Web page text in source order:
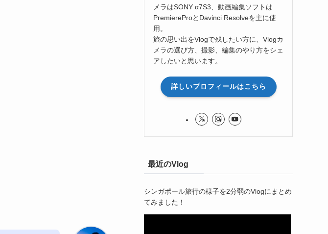
メラはSONY α7S3、動画編集ソフトは
PremiereProとDavinci Resolveを主に使
用。
旅の思い出をVlogで残したい方に、Vlogカ
メラの選び方、撮影、編集のやり方をシェ
アしたいと思います。
詳しいプロフィールはこちら
最近のVlog
シンガポール旅行の様子を2分弱のVlogにまとめ
てみました！